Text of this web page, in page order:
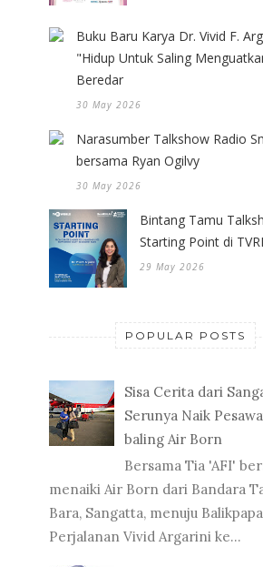
Buku Baru Karya Dr. Vivid F.
"Hidup Untuk Saling
Beredar
30 May 2026
Narasumber Talkshow Radio
bersama Ryan Ogilvy
30 May 2026
Bintang Tamu
Starting Point di
29 May 2026
POPULAR POSTS
Sisa Cerita dari
Serunya Naik
baling Air Born
Bersama Tia 'AFI'
menaiki Air Born dari Bandara
Bara, Sangatta, menuju
Perjalanan Vivid Argarini ke...